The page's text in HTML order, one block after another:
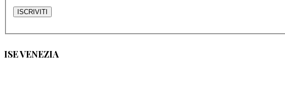
ISE VENEZIA